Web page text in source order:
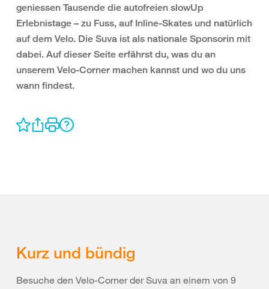
geniessen Tausende die autofreien slowUp
Erlebnistage – zu Fuss, auf Inline-Skates und natürlich
auf dem Velo. Die Suva ist als nationale Sponsorin mit
dabei. Auf dieser Seite erfährst du, was du an
unserem Velo-Corner machen kannst und wo du uns
wann findest.
Kurz und bündig
Besuche den Velo-Corner der Suva an einem von 9